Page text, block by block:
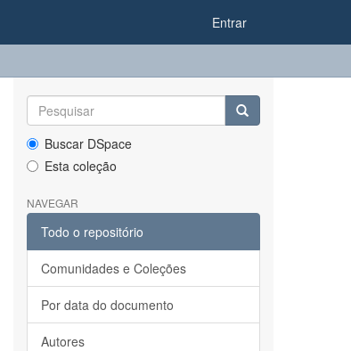
Entrar
Buscar DSpace
Esta coleção
NAVEGAR
Todo o repositório
Comunidades e Coleções
Por data do documento
Autores